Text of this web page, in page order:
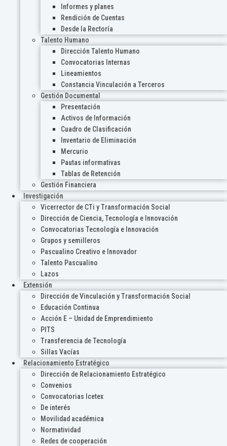
Informes y planes
Rendición de Cuentas
Desde la Rectoría
Talento Humano
Dirección Talento Humano
Convocatorias Internas
Lineamientos
Constancia Vinculación a Terceros
Gestión Documental
Presentación
Activos de Información
Cuadro de Clasificación
Inventario de Eliminación
Mercurio
Pautas informativas
Tablas de Retención
Gestión Financiera
Investigación
Vicerrector de CTi y Transformación Social
Dirección de Ciencia, Tecnología e Innovación
Convocatorias Tecnología e Innovación
Grupos y semilleros
Pascualino Creativo e Innovador
Talento Pascualino
Lazos
Extensión
Dirección de Vinculación y Transformación Social
Educación Continua
Acción E – Unidad de Emprendimiento
PITS
Transferencia de Tecnología
Sillas Vacías
Relacionamiento Estratégico
Dirección de Relacionamiento Estratégico
Convenios
Convocatorias Icetex
De interés
Movilidad académica
Normatividad
Redes de cooperación